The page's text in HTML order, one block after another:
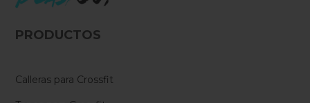
PRODUCTOS
Calleras para Crossfit